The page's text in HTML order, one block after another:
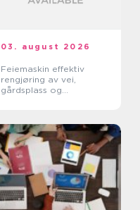
03. august 2026
Feiemaskin effektiv
rengjøring av vei,
gårdsplass og